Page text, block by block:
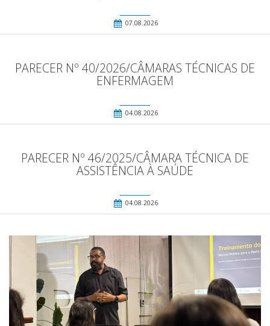
07.08.2026
PARECER Nº 40/2026/CÂMARAS TÉCNICAS DE
ENFERMAGEM
04.08.2026
PARECER Nº 46/2025/CÂMARA TÉCNICA DE
ASSISTÊNCIA À SAÚDE
04.08.2026